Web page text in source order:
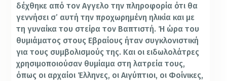
δέχθηκε από τον Αγγελο την πληροφορία ότι θα
γεννήσει σ’ αυτή την προχωρημένη ηλικία και με
τη γυναίκα του στείρα τον Βαπτιστή. Ή ώρα του
θυμιάματος στους Εβραίους ήταν συγκλονιστική
για τους συμβολισμούς της. Και οι ειδωλολάτρες
χρησιμοποιούσαν θυμίαμα στη λατρεία τους,
όπως οι αρχαίοι Έλληνες, οι Αιγύπτιοι, οι Φοίνικες,